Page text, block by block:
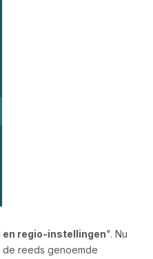
en regio-instellingen". Nu
de reeds genoemde